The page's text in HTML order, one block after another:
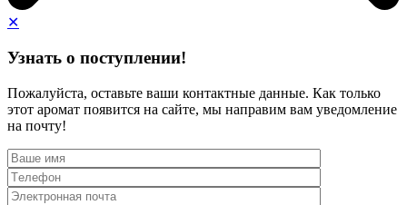
✕
Узнать о поступлении!
Пожалуйста, оставьте ваши контактные данные. Как только
этот аромат появится на сайте, мы направим вам уведомление
на почту!